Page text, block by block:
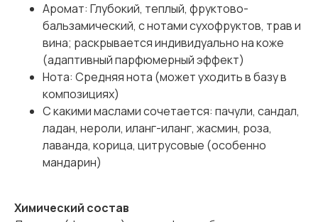
Аромат: Глубокий, теплый, фруктово-
бальзамический, с нотами сухофруктов, трав и
вина; раскрывается индивидуально на коже
(адаптивный парфюмерный эффект)
Нота: Средняя нота (может уходить в базу в
композициях)
С какими маслами сочетается: пачули, сандал,
ладан, нероли, иланг-иланг, жасмин, роза,
лаванда, корица, цитрусовые (особенно
мандарин)
Химический состав